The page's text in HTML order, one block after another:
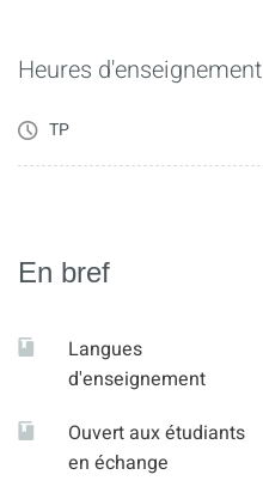
Heures d'enseignement
TP
En bref
Langues
d'enseignement
Ouvert aux étudiants
en échange